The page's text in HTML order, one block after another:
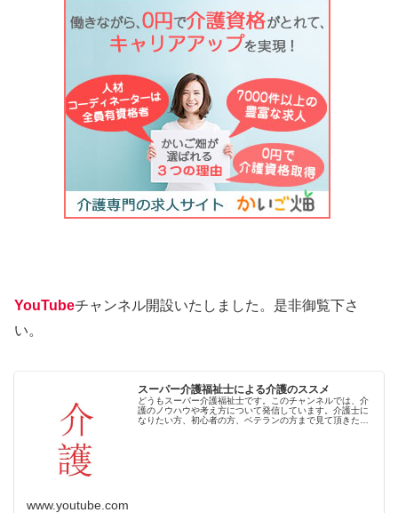
YouTubeチャンネル開設いたしました。是非御覧下さ
い。
スーパー介護福祉士による介護のススメ
どうもスーパー介護福祉士です。このチャンネルでは、介
護のノウハウや考え方について発信しています。介護士に
なりたい方、初心者の方、ベテランの方まで見て頂きたい
www.youtube.com